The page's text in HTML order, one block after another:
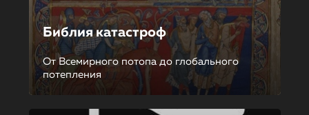
Библия катастроф
От Всемирного потопа до глобального
потепления